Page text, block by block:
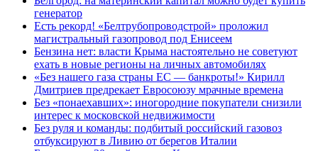
генератор
Есть рекорд! «Белтрубопроводстрой» проложил
магистральный газопровод под Енисеем
Бензина нет: власти Крыма настоятельно не советуют
ехать в новые регионы на личных автомобилях
«Без нашего газа страны ЕС — банкроты!» Кирилл
Дмитриев предрекает Евросоюзу мрачные времена
Без «понаехавших»: иногородние покупатели снизили
интерес к московской недвижимости
Без руля и команды: подбитый российский газовоз
отбуксируют в Ливию от берегов Италии